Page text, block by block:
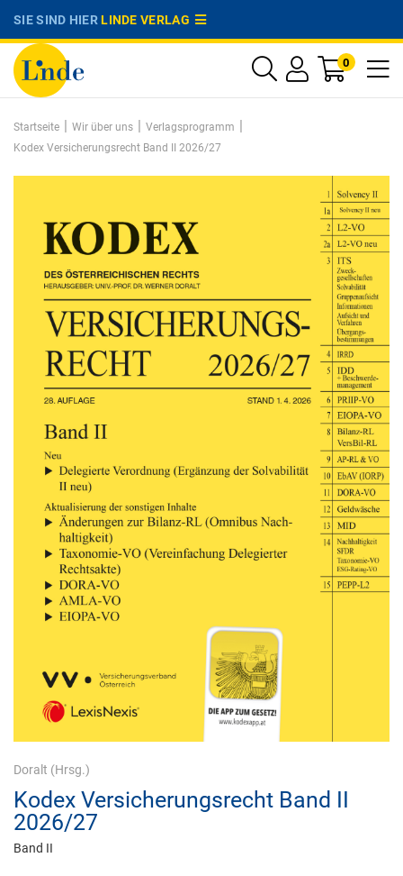
SIE SIND HIERLINDE VERLAG
0
Startseite | Wir über uns | Verlagsprogramm |
Kodex Versicherungsrecht Band II 2026/27
Doralt (Hrsg.)
Kodex Versicherungsrecht Band II
2026/27
Band II